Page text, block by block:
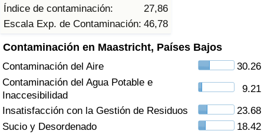
Índice de contaminación:
27,86
Escala Exp. de Contaminación: 46,78
Contaminación en Maastricht, Países Bajos
Contaminación del Aire
30.26
Contaminación del Agua Potable e
Inaccesibilidad
9.21
Insatisfacción con la Gestión de Residuos
23.68
Sucio y Desordenado
18.42
Índice de Costo de Vida (Actual)
Índice de Costo de Vida
Índice de costo de vida por país
en aqaba
Índice de Precios de Inmuebles (Actual)
Índice de Precios de Inmuebles
Índice de Precios de Inmuebles por País
Índice de Calidad de Vida
Índice de Calidad de Vida (Actual)
Índice de calidad de vida por país
Delincuencia
Calificación del Índice de Criminalidad